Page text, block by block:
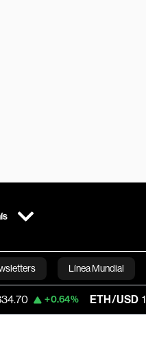
Línea Mundial
Bloomberg
ETH/USD 1,867.353